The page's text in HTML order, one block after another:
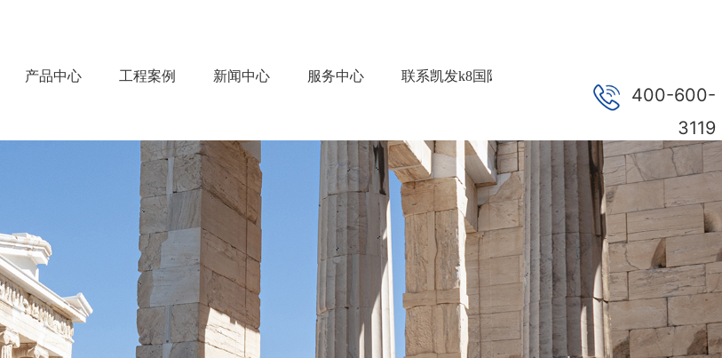
产品中心 工程案例 新闻中心 服务中心 联系凯发k8国际首页登录
400-600-
3119